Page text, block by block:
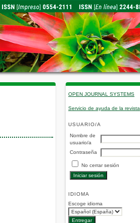
OPEN JOURNAL SYSTEMS
Servicio de ayuda de la revista
USUARIO/A
Nombre de
usuario/a
Contraseña
No cerrar sesión
IDIOMA
Escoge idioma